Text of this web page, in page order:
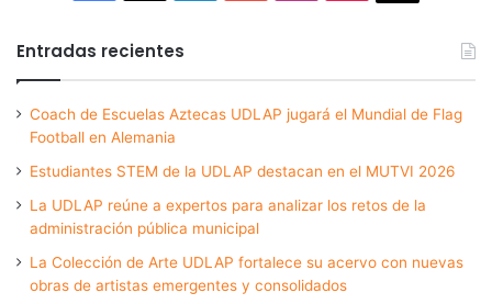
Entradas recientes
Coach de Escuelas Aztecas UDLAP jugará el Mundial de Flag
Football en Alemania
Estudiantes STEM de la UDLAP destacan en el MUTVI 2026
La UDLAP reúne a expertos para analizar los retos de la
administración pública municipal
La Colección de Arte UDLAP fortalece su acervo con nuevas
obras de artistas emergentes y consolidados